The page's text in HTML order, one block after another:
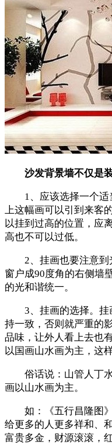
沙发背景墙不仅是
1、应该选择一个
上这幅画可以引到来客
以挂到过高的位置，应
高也不可以过低。
2、挂画也要注意
窗户成90度角的右侧墙
的光和谐统一。
3、挂画的选择。
持一致，否则就严重的
品味，让外人看上去也
以国画山水画为主，这
俗话说：山管人丁
画以山水画为主。
如：《五行昌隆图
给更多的人更多祥和、
富贵多金，财源滚滚，